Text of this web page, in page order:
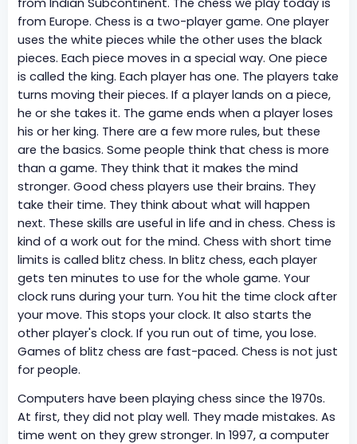
from Indian Subcontinent. The chess we play today is
from Europe. Chess is a two-player game. One player
uses the white pieces while the other uses the black
pieces. Each piece moves in a special way. One piece
is called the king. Each player has one. The players take
turns moving their pieces. If a player lands on a piece,
he or she takes it. The game ends when a player loses
his or her king. There are a few more rules, but these
are the basics. Some people think that chess is more
than a game. They think that it makes the mind
stronger. Good chess players use their brains. They
take their time. They think about what will happen
next. These skills are useful in life and in chess. Chess is
kind of a work out for the mind. Chess with short time
limits is called blitz chess. In blitz chess, each player
gets ten minutes to use for the whole game. Your
clock runs during your turn. You hit the time clock after
your move. This stops your clock. It also starts the
other player's clock. If you run out of time, you lose.
Games of blitz chess are fast-paced. Chess is not just
for people.
Computers have been playing chess since the 1970s.
At first, they did not play well. They made mistakes. As
time went on they grew stronger. In 1997, a computer